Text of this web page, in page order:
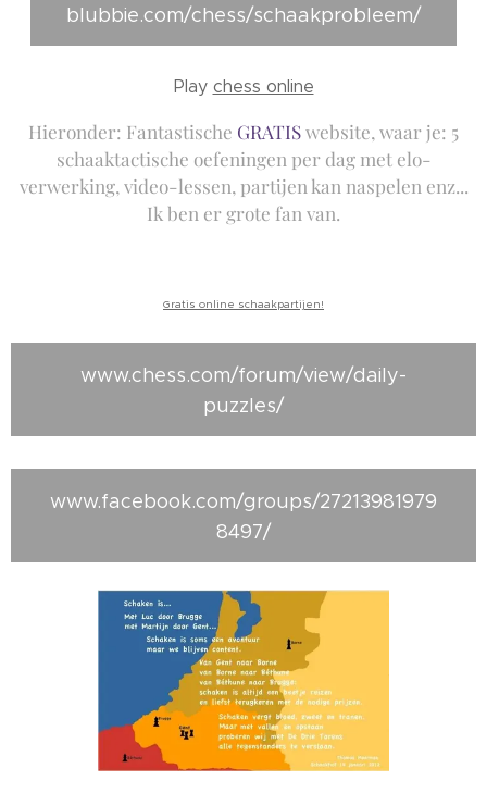
blubbie.com/chess/schaakprobleem/
Play chess online
Hieronder: Fantastische GRATISwebsite, waar je: 5
schaaktactische oefeningen per dag met elo-
verwerking, video-lessen, partijen kan naspelen enz...
Ik ben er grote fan van.
Gratis online schaakpartijen!
www.chess.com/forum/view/daily-
puzzles/
www.facebook.com/groups/27213981979
8497/